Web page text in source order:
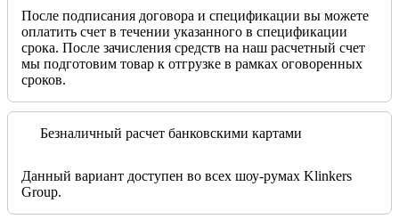
После подписания договора и спецификации вы можете
оплатить счет в течении указанного в спецификации
срока. После зачисления средств на наш расчетный счет
мы подготовим товар к отгрузке в рамках оговоренных
сроков.
Безналичный расчет банковскими картами
Данный вариант доступен во всех шоу-румах Klinkers
Group.